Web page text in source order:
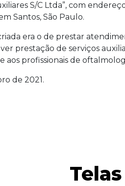
S/C Ltda”, com
Santos, São Paulo.
era o de prestar
prestação de serviços
aos profissionais de
de 2021.